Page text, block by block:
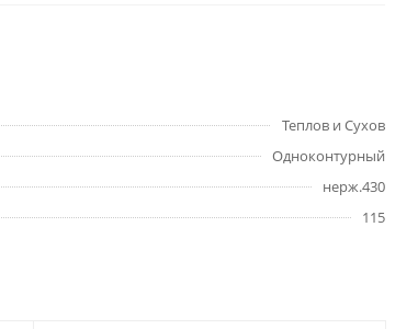
Теплов и Сухов
Одноконтурный
нерж.430
115